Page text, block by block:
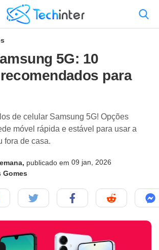
5G: 10
para
de celular Samsung 5G! Opções
móvel rápida e estável para usar a
fora de casa.
publicado em 09 jan, 2026
Gomes